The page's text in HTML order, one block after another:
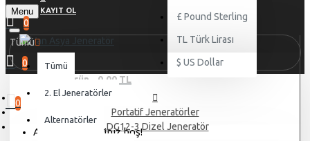
KAYIT OL
£ Pound Sterling
TL Türk Lirası
$ US Dollar
Menu
0
0
0 ürün - 0,00 TL
0
Alışveriş sepetiniz boş!
Tümü
Tümü
2. El Jeneratörler
Alternatörler
Portatif Jeneratörler
LDG12-3 Dizel Jeneratör